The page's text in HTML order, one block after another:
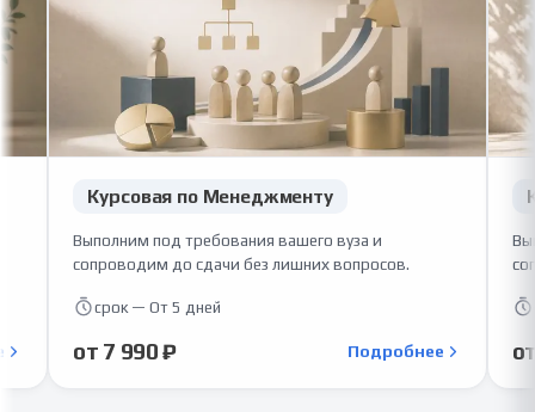
Курсовая по Менеджменту
Выполним под требования вашего вуза и
сопроводим до сдачи без лишних вопросов.
срок — От 5 дней
от 7 990 ₽ Подробнее